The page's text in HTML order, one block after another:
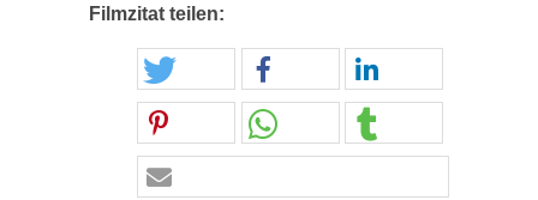
Filmzitat teilen: